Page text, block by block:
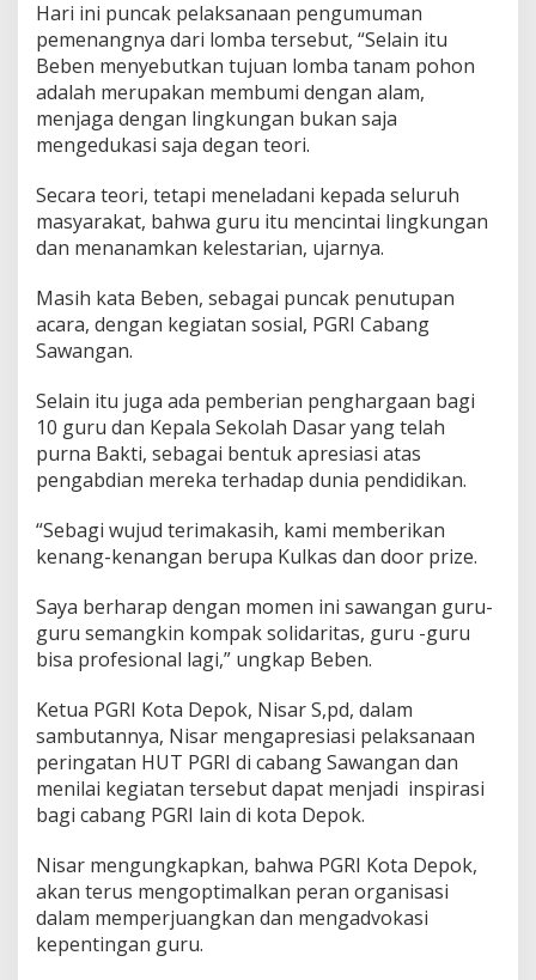
Hari ini puncak pelaksanaan pengumuman
pemenangnya dari lomba tersebut, “Selain itu
Beben menyebutkan tujuan lomba tanam pohon
adalah merupakan membumi dengan alam,
menjaga dengan lingkungan bukan saja
mengedukasi saja degan teori.
Secara teori, tetapi meneladani kepada seluruh
masyarakat, bahwa guru itu mencintai lingkungan
dan menanamkan kelestarian, ujarnya.
Masih kata Beben, sebagai puncak penutupan
acara, dengan kegiatan sosial, PGRI Cabang
Sawangan.
Selain itu juga ada pemberian penghargaan bagi
10 guru dan Kepala Sekolah Dasar yang telah
purna Bakti, sebagai bentuk apresiasi atas
pengabdian mereka terhadap dunia pendidikan.
“Sebagi wujud terimakasih, kami memberikan
kenang-kenangan berupa Kulkas dan door prize.
Saya berharap dengan momen ini sawangan guru-
guru semangkin kompak solidaritas, guru -guru
bisa profesional lagi,” ungkap Beben.
Ketua PGRI Kota Depok, Nisar S,pd, dalam
sambutannya, Nisar mengapresiasi pelaksanaan
peringatan HUT PGRI di cabang Sawangan dan
menilai kegiatan tersebut dapat menjadi inspirasi
bagi cabang PGRI lain di kota Depok.
Nisar mengungkapkan, bahwa PGRI Kota Depok,
akan terus mengoptimalkan peran organisasi
dalam memperjuangkan dan mengadvokasi
kepentingan guru.